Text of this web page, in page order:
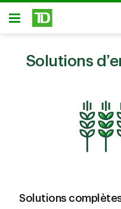
Passer au contenu principal
Ouvert
Solutions
Solutions